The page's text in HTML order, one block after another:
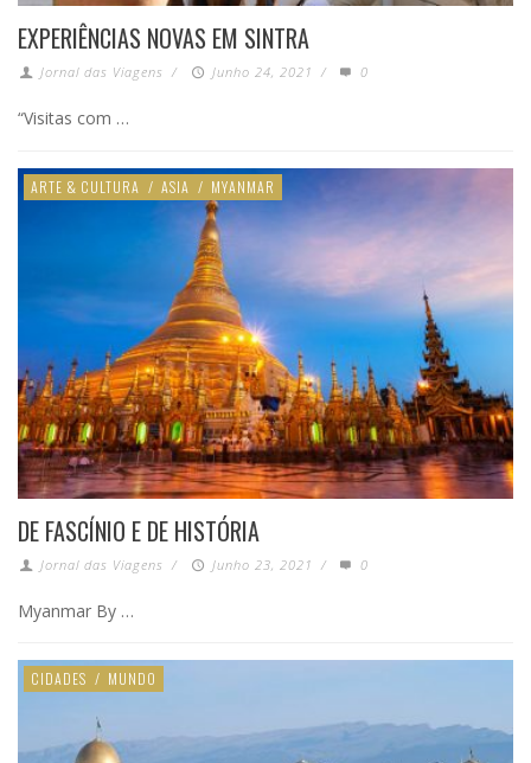
EXPERIÊNCIAS NOVAS EM SINTRA
Jornal das Viagens / Junho 24, 2021 / 0
“Visitas com …
ARTE & CULTURA / ASIA / MYANMAR
DE FASCÍNIO E DE HISTÓRIA
Jornal das Viagens / Junho 23, 2021 / 0
Myanmar By …
CIDADES / MUNDO